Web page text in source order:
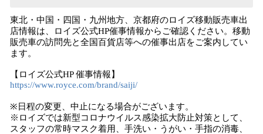
東北・中国・四国・九州地方、京都府のロイズ移動販売車出
店情報は、ロイズ公式HP催事情報からご確認ください。移動
販売車の訪問先と全国百貨店等への催事出店をご案内してい
ます。
【ロイズ公式HP 催事情報】
https://www.royce.com/brand/saiji/
※日程の変更、中止になる場合がございます。
※ロイズでは新型コロナウイルス感染拡大防止対策として、
スタッフの常時マスク着用、手洗い・うがい・手指の消毒、